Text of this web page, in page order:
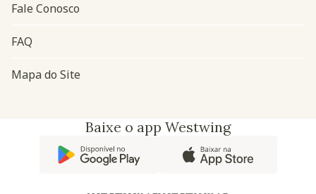
Fale Conosco
FAQ
Mapa do Site
Baixe o app Westwing